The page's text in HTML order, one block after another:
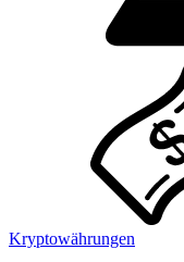
Kryptowährungen